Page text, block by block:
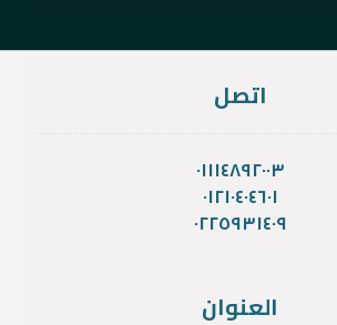
اتصل
٠١١١٤٨٩٢٠٠٣
٠١٢١٠٤٠٤٦٠١
٠٢٢٥٩٣١٤٠٩
العنوان